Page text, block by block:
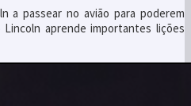
a passear no avião para poderem
aprende importantes lições